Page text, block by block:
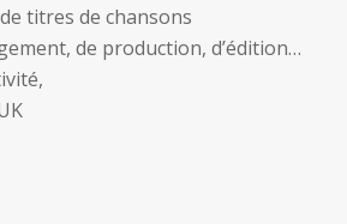
titres de chansons
de production, d’édition…